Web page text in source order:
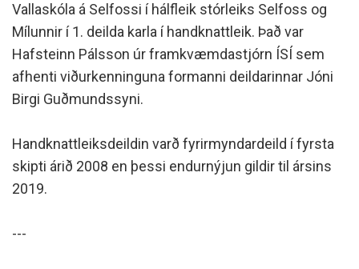
Vallaskóla á Selfossi í hálfleik stórleiks Selfoss og
Mílunnir í 1. deilda karla í handknattleik. Það var
Hafsteinn Pálsson úr framkvæmdastjórn ÍSÍ sem
afhenti viðurkenninguna formanni deildarinnar Jóni
Birgi Guðmundssyni.
Handknattleiksdeildin varð fyrirmyndardeild í fyrsta
skipti árið 2008 en þessi endurnýjun gildir til ársins
2019.
---